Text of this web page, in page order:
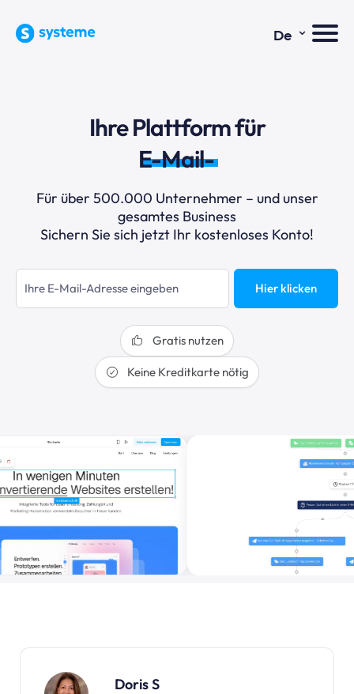
De ⌄
Ihre Plattform für
E-Mail-Ma
Für über 500.000 Unternehmer – und unser
gesamtes Business
Sichern Sie sich jetzt Ihr kostenloses Konto!
Hier klicken
Gratis nutzen
Keine Kreditkarte nötig
Doris S